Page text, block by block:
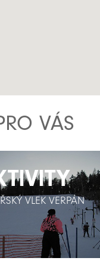
VÁS
VLEK VERPÁN
VLEK VERPÁN